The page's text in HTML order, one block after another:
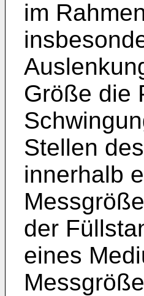
im
Größe die
Stellen
innerhalb
der
eines